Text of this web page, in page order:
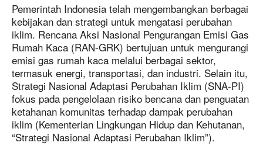
Pemerintah Indonesia telah mengembangkan berbagai
kebijakan dan strategi untuk mengatasi perubahan
iklim. Rencana Aksi Nasional Pengurangan Emisi Gas
Rumah Kaca (RAN-GRK) bertujuan untuk mengurangi
emisi gas rumah kaca melalui berbagai sektor,
termasuk energi, transportasi, dan industri. Selain itu,
Strategi Nasional Adaptasi Perubahan Iklim (SNA-PI)
fokus pada pengelolaan risiko bencana dan penguatan
ketahanan komunitas terhadap dampak perubahan
iklim (Kementerian Lingkungan Hidup dan Kehutanan,
“Strategi Nasional Adaptasi Perubahan Iklim”).